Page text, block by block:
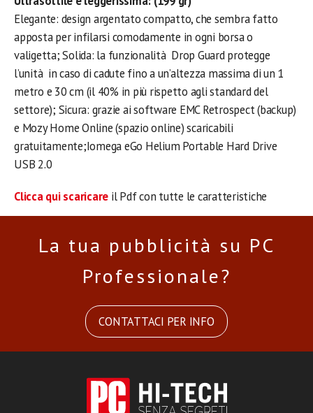
Elegante: design argentato compatto, che sembra fatto
apposta per infilarsi comodamente in ogni borsa o
valigetta; Solida: la funzionalità Drop Guard protegge
l’unità in caso di cadute fino a un’altezza massima di un 1
metro e 30 cm (il 40% in più rispetto agli standard del
settore); Sicura: grazie ai software EMC Retrospect (backup)
e Mozy Home Online (spazio online) scaricabili
gratuitamente;Iomega eGo Helium Portable Hard Drive
USB 2.0
Clicca qui scaricare il Pdf con tutte le caratteristiche
La tua pubblicità su PC
Professionale?
CONTATTACI PER INFO